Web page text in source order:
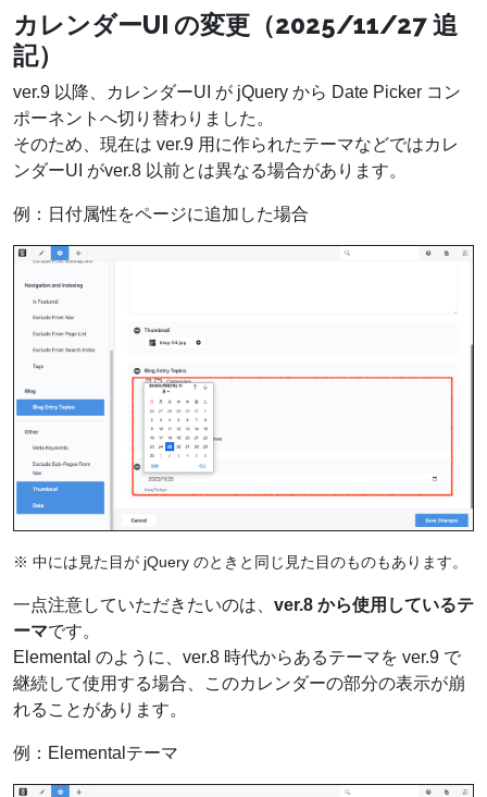
カレンダーUI の変更（2025/11/27 追
記）
ver.9 以降、カレンダーUI が jQuery から Date Picker コン
ポーネントへ切り替わりました。
そのため、現在は ver.9 用に作られたテーマなどではカレ
ンダーUI がver.8 以前とは異なる場合があります。
例：日付属性をページに追加した場合
※ 中には見た目が jQuery のときと同じ見た目のものもあります。
一点注意していただきたいのは、 ver.8 から使用しているテ
ーマです。
Elemental のように、ver.8 時代からあるテーマを ver.9 で
継続して使用する場合、このカレンダーの部分の表示が崩
れることがあります。
例：Elementalテーマ